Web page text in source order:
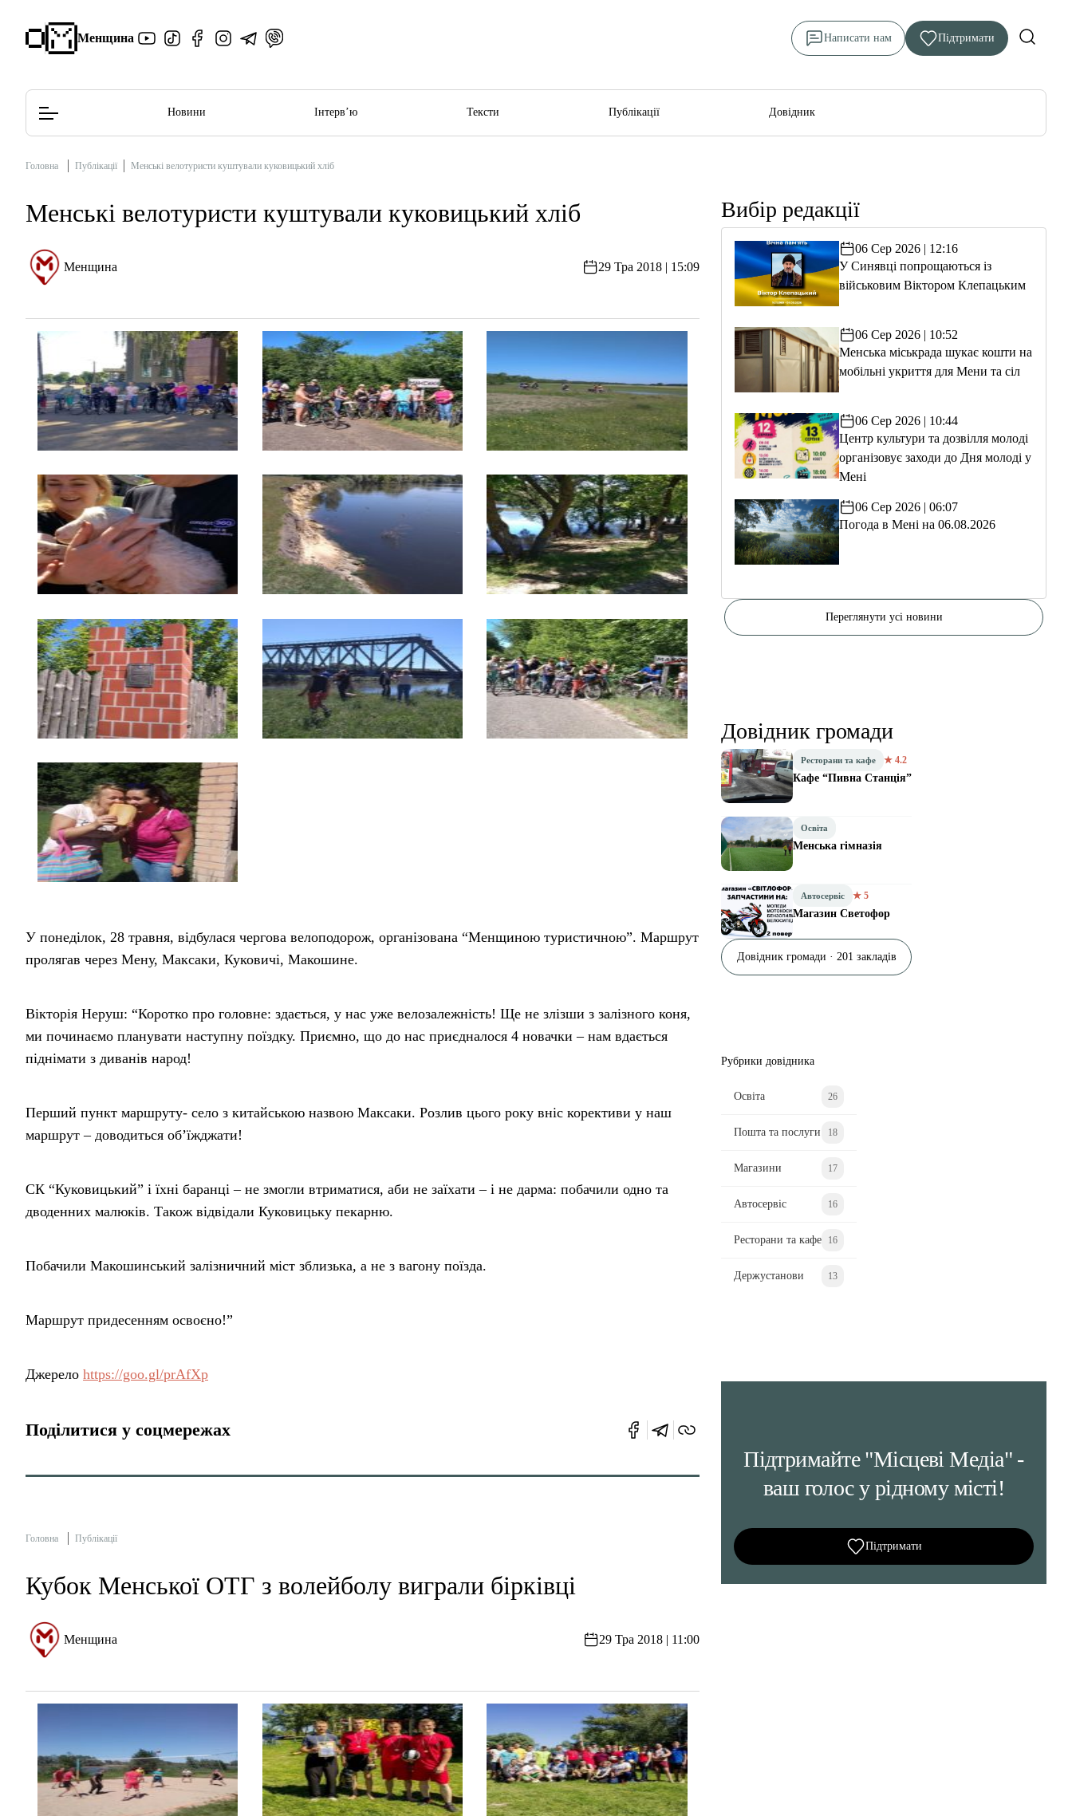
Менщина Написати нам Підтримати
Редакційна політика
Новини Інтерв’ю Тексти Публікації Довідник
Головна Публікації Менські велотуристи куштували куковицький хліб
Менські велотуристи куштували куковицький хліб
Менщина 29 Тра 2018 | 15:09
У понеділок, 28 травня, відбулася чергова велоподорож, організована “Менщиною туристичною”. Маршрут
пролягав через Мену, Максаки, Куковичі, Макошине.
Вікторія Неруш: “Коротко про головне: здається, у нас уже велозалежність! Ще не злізши з залізного коня,
ми починаємо планувати наступну поїздку. Приємно, що до нас приєдналося 4 новачки – нам вдається
піднімати з диванів народ!
Перший пункт маршруту- село з китайською назвою Максаки. Розлив цього року вніс корективи у наш
маршрут – доводиться об’їжджати!
СК “Куковицький” і їхні баранці – не змогли втриматися, аби не заїхати – і не дарма: побачили одно та
дводенних малюків. Також відвідали Куковицьку пекарню.
Побачили Макошинський залізничний міст зблизька, а не з вагону поїзда.
Маршрут придесенням освоєно!”
Джерело https://goo.gl/prAfXp
Поділитися у соцмережах
Головна Публікації
Кубок Менської ОТГ з волейболу виграли бірківці
Менщина 29 Тра 2018 | 11:00
Вибір редакції
06 Сер 2026 | 12:16
У Синявці попрощаються із
військовим Віктором Клепацьким
06 Сер 2026 | 10:52
Менська міськрада шукає кошти на
мобільні укриття для Мени та сіл
06 Сер 2026 | 10:44
Центр культури та дозвілля молоді
організовує заходи до Дня молоді у
Мені
06 Сер 2026 | 06:07
Погода в Мені на 06.08.2026
Переглянути усі новини
Довідник громади
Ресторани та кафе ★ 4.2
Кафе “Пивна Станція”
Освіта
Менська гімназія
Автосервіс ★ 5
Магазин Светофор
Довідник громади · 201 закладів
Рубрики довідника
Освіта 26
Пошта та послуги 18
Магазини 17
Автосервіс 16
Ресторани та кафе 16
Держустанови 13
Підтримайте "Місцеві Медіа" -
ваш голос у рідному місті!
Підтримати